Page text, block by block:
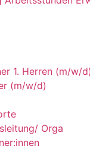
1. Herren (m/w/d)
(m/w/d)
Orga